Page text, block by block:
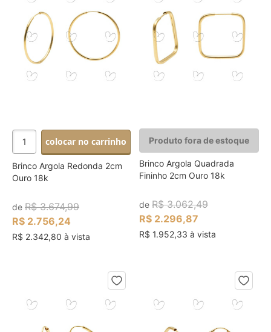
colocar no carrinho
Brinco Argola Redonda 2cm
Ouro 18k
de R$ 3.674,99
R$ 2.756,24
R$ 2.342,80 à vista
Produto fora de estoque
Brinco Argola Quadrada
Fininho 2cm Ouro 18k
deR$ 3.062,49
R$ 2.296,87
R$ 1.952,33 à vista